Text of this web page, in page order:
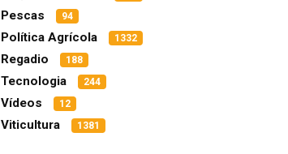
Pescas 94
Política Agrícola 1332
Regadio 188
Tecnologia 244
Vídeos 12
Viticultura 1381